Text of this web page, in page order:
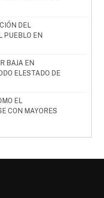
DEL
PUEBLO EN
BAJA EN
ELESTADO DE
EL
CON MAYORES